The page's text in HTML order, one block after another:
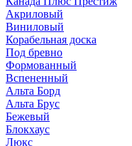
Акриловый
Виниловый
Корабельная доска
Под бревно
Формованный
Вспененный
Альта Борд
Альта Брус
Бежевый
Блокхаус
Люкс